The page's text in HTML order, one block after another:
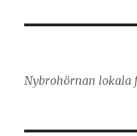
Nybrohörnan lokala